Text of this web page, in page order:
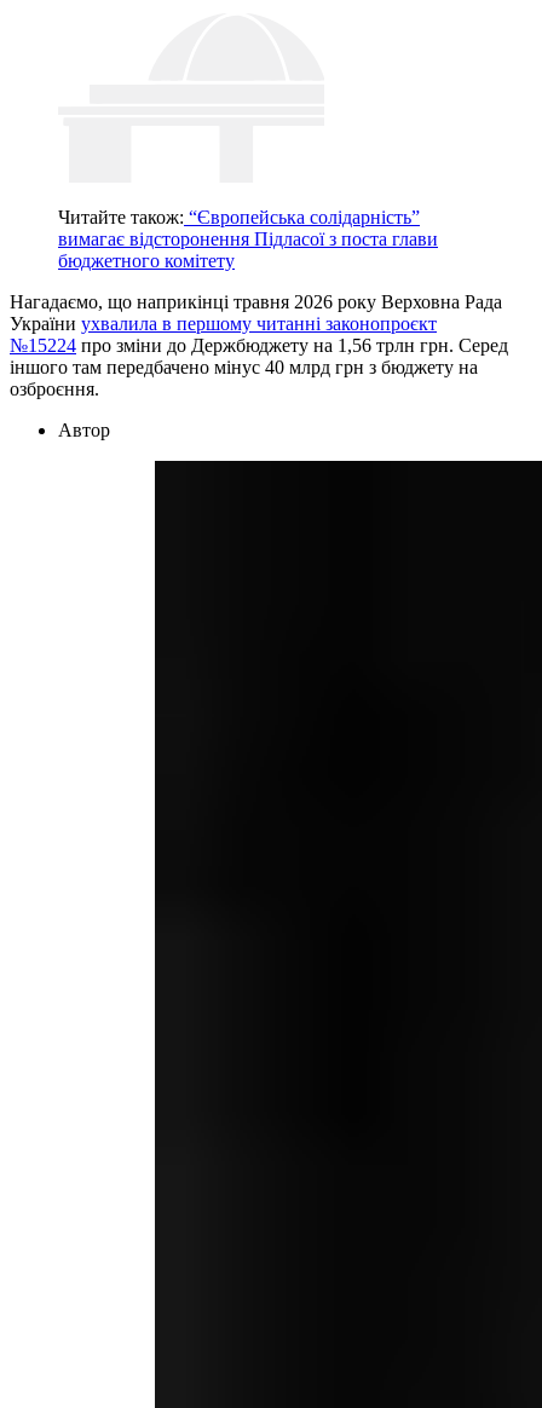
Читайте також: “Європейська солідарність”
вимагає відсторонення Підласої з поста глави
бюджетного комітету
Нагадаємо, що наприкінці травня 2026 року Верховна Рада
України ухвалила в першому читанні законопроєкт
№15224 про зміни до Держбюджету на 1,56 трлн грн. Серед
іншого там передбачено мінус 40 млрд грн з бюджету на
озброєння.
Автор